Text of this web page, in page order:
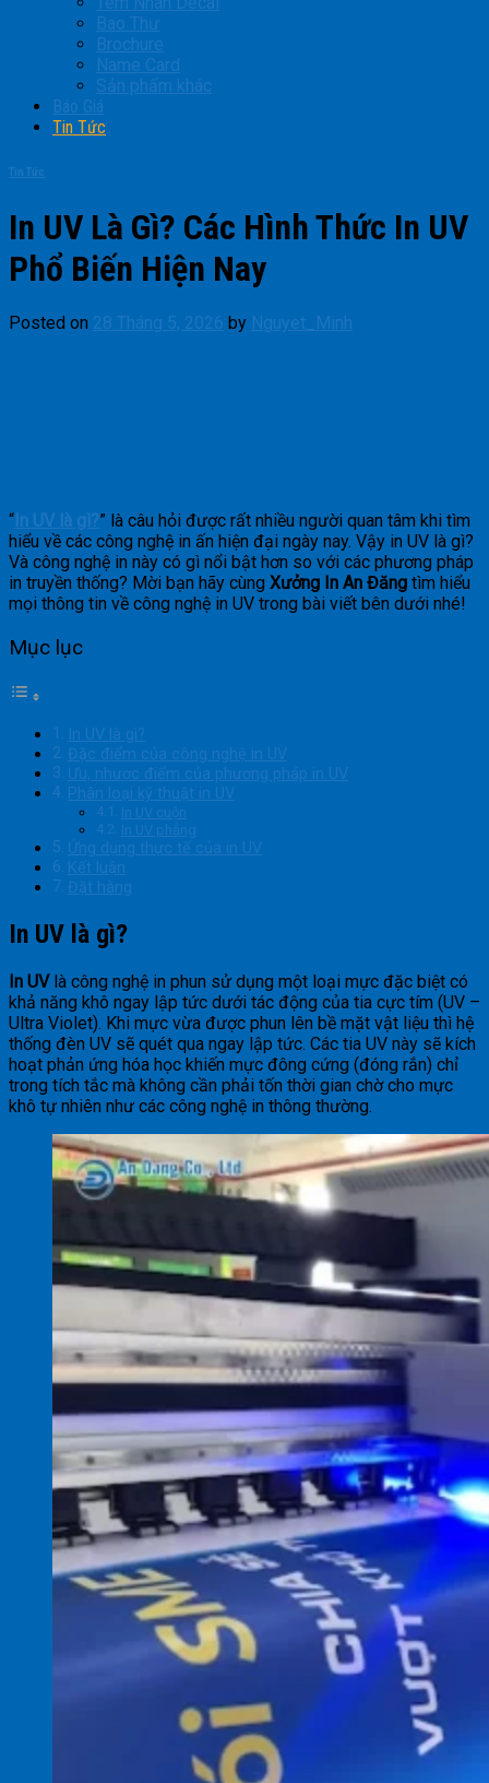
Bao Thư
Brochure
Name Card
Sản phẩm khác
Báo Giá
Tin Tức
Tin Tức
In UV Là Gì? Các Hình Thức In UV
Phổ Biến Hiện Nay
Posted on 28 Tháng 5, 2026 by Nguyet_Minh
“ In UV là gì?” là câu hỏi được rất nhiều người quan tâm khi tìm
hiểu về các công nghệ in ấn hiện đại ngày nay. Vậy in UV là gì?
Và công nghệ in này có gì nổi bật hơn so với các phương pháp
in truyền thống? Mời bạn hãy cùng Xưởng In An Đăng tìm hiểu
mọi thông tin về công nghệ in UV trong bài viết bên dưới nhé!
Mục lục
In UV là gì?
Đặc điểm của công nghệ in UV
Ưu, nhược điểm của phương pháp in UV
Phân loại kỹ thuật in UV
In UV cuộn
In UV phẳng
Ứng dụng thực tế của in UV
Kết luận
Đặt hàng
In UV là gì?
In UVlà công nghệ in phun sử dụng một loại mực đặc biệt có
khả năng khô ngay lập tức dưới tác động của tia cực tím (UV –
Ultra Violet). Khi mực vừa được phun lên bề mặt vật liệu thì hệ
thống đèn UV sẽ quét qua ngay lập tức. Các tia UV này sẽ kích
hoạt phản ứng hóa học khiến mực đông cứng (đóng rắn) chỉ
trong tích tắc mà không cần phải tốn thời gian chờ cho mực
khô tự nhiên như các công nghệ in thông thường.